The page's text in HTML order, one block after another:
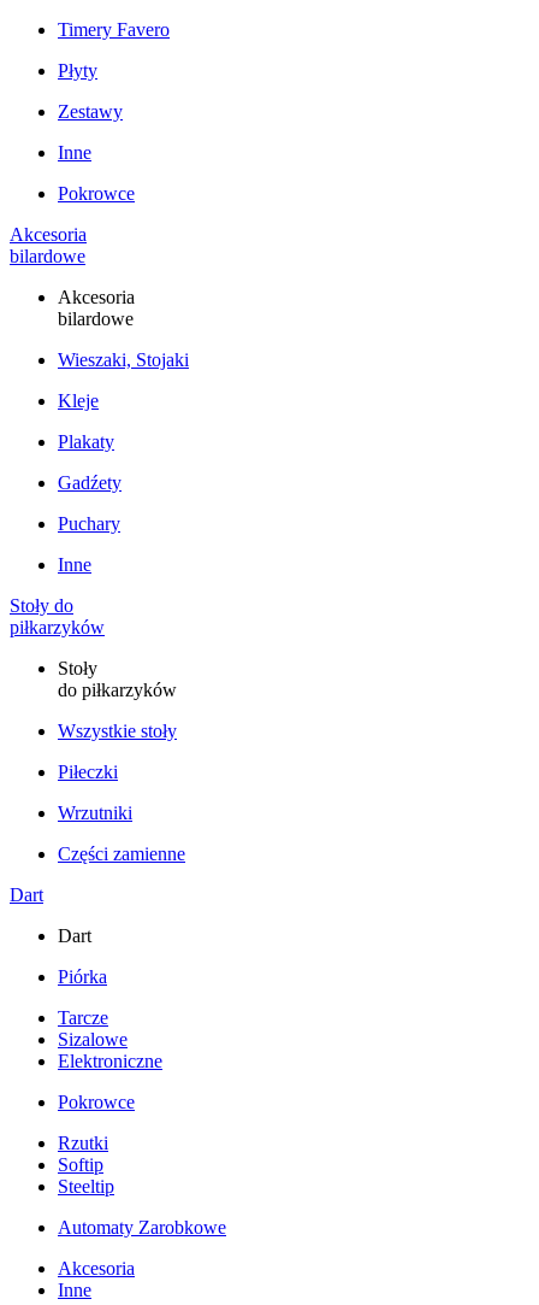
Timery Favero
Płyty
Zestawy
Inne
Pokrowce
Akcesoria
bilardowe
Akcesoria
bilardowe
Wieszaki, Stojaki
Kleje
Plakaty
Gadźety
Puchary
Inne
Stoły do
piłkarzyków
Stoły
do piłkarzyków
Wszystkie stoły
Piłeczki
Wrzutniki
Części zamienne
Dart
Dart
Piórka
Tarcze
Sizalowe
Elektroniczne
Pokrowce
Rzutki
Softip
Steeltip
Automaty Zarobkowe
Akcesoria
Inne